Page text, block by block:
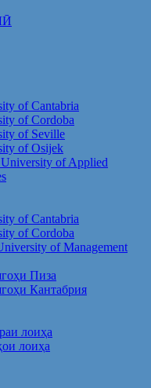
of Cantabria
of Cordoba
of Seville
of Osijek
of Applied
of Cantabria
of Cordoba
of Management
Пиза
Кантабрия
лоиҳа
лоиҳа